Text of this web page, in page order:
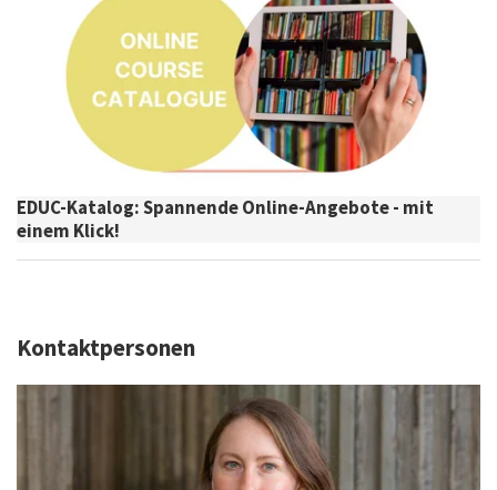
EDUC-Katalog: Spannende Online-Angebote - mit
einem Klick!
Kontaktpersonen